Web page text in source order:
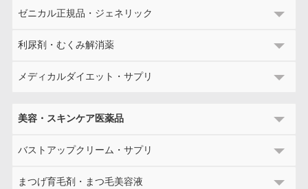
ゼニカル正規品・ジェネリック
利尿剤・むくみ解消薬
メディカルダイエット・サプリ
美容・スキンケア医薬品
バストアップクリーム・サプリ
まつげ育毛剤・まつ毛美容液